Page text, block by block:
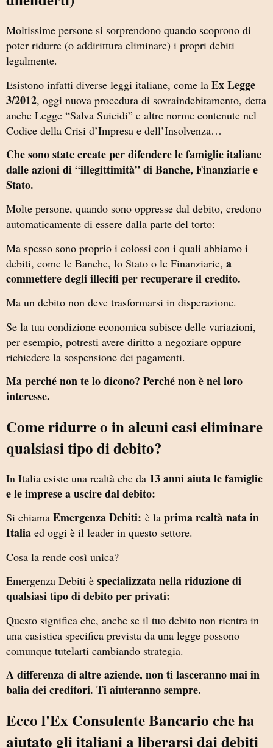
Moltissime persone si sorprendono quando scoprono di
poter ridurre (o addirittura eliminare) i propri debiti
legalmente.
Esistono infatti diverse leggi italiane, come la Ex Legge
3/2012, oggi nuova procedura di sovraindebitamento, detta
anche Legge “Salva Suicidi” e altre norme contenute nel
Codice della Crisi d’Impresa e dell’Insolvenza…
Che sono state create per difendere le famiglie italiane
dalle azioni di “illegittimità” di Banche, Finanziarie e
Stato.
Molte persone, quando sono oppresse dal debito, credono
automaticamente di essere dalla parte del torto:
Ma spesso sono proprio i colossi con i quali abbiamo i
debiti, come le Banche, lo Stato o le Finanziarie, a
commettere degli illeciti per recuperare il credito.
Ma un debito non deve trasformarsi in disperazione.
Se la tua condizione economica subisce delle variazioni,
per esempio, potresti avere diritto a negoziare oppure
richiedere la sospensione dei pagamenti.
Ma perché non te lo dicono? Perché non è nel loro
interesse.
Come ridurre o in alcuni casi eliminare
qualsiasi tipo di debito?
In Italia esiste una realtà che da 13 anni aiuta le famiglie
e le imprese a uscire dal debito:
Si chiama Emergenza Debiti: è la prima realtà nata in
Italia ed oggi è il leader in questo settore.
Cosa la rende così unica?
Emergenza Debiti è specializzata nella riduzione di
qualsiasi tipo di debito per privati:
Questo significa che, anche se il tuo debito non rientra in
una casistica specifica prevista da una legge possono
comunque tutelarti cambiando strategia.
A differenza di altre aziende, non ti lasceranno mai in
balia dei creditori. Ti aiuteranno sempre.
Ecco l'Ex Consulente Bancario che ha
aiutato gli italiani a liberarsi dai debiti